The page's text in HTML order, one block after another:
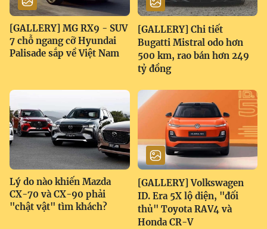
[GALLERY] MG RX9 - SUV
7 chỗ ngang cỡ Hyundai
Palisade sắp về Việt Nam
[GALLERY] Chi tiết
Bugatti Mistral odo hơn
500 km, rao bán hơn 249
tỷ đồng
Lý do nào khiến Mazda
CX-70 và CX-90 phải
"chật vật" tìm khách?
[GALLERY] Volkswagen
ID. Era 5X lộ diện, "đối
thủ" Toyota RAV4 và
Honda CR-V